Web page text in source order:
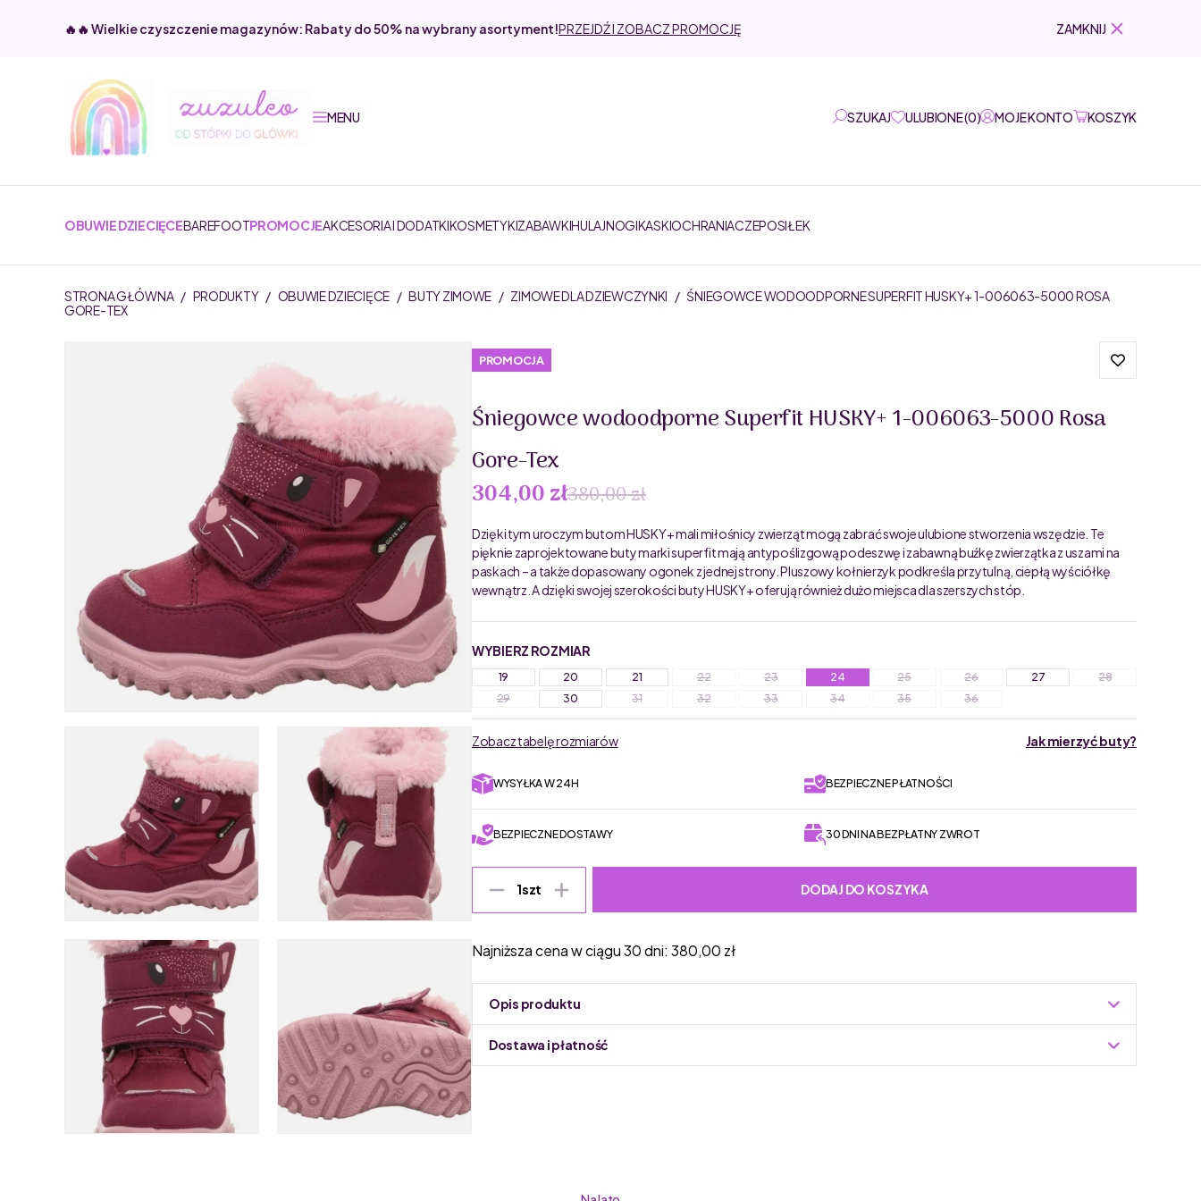
🔥🔥 Wielkie czyszczenie magazynów: Rabaty do 50% na wybrany asortyment!PRZEJDŹ I ZOBACZ PROMOCJĘ ZAMKNIJ
MENU SZUKAJ ULUBIONE(0) MOJE KONTO KOSZYK
OBUWIE DZIECIĘCEBAREFOOTPROMOCJEAKCESORIA I DODATKIKOSMETYKIZABAWKIHULAJNOGIKASKIOCHRANIACZEPOSIŁEK
STRONA GŁÓWNA / PRODUKTY / OBUWIE DZIECIĘCE / BUTY ZIMOWE / ZIMOWE DLA DZIEWCZYNKI / ŚNIEGOWCE WODOODPORNE SUPERFIT HUSKY+ 1-006063-5000 ROSA
GORE-TEX
PROMOCJA
Śniegowce wodoodporne Superfit HUSKY+ 1-006063-5000 Rosa
Gore-Tex
304,00 zł380,00 zł
Dzięki tym uroczym butom HUSKY+ mali miłośnicy zwierząt mogą zabrać swoje ulubione stworzenia wszędzie. Te
pięknie zaprojektowane buty marki superfit mają antypoślizgową podeszwę i zabawną buźkę zwierzątka z uszami na
paskach – a także dopasowany ogonek z jednej strony. Pluszowy kołnierzyk podkreśla przytulną, ciepłą wyściółkę
wewnątrz. A dzięki swojej szerokości buty HUSKY+ oferują również dużo miejsca dla szerszych stóp.
WYBIERZ ROZMIAR
19 20 21 22 23 24 25 26 27
28
29
30 31 32 33 34 35 36
Zobacz tabelę rozmiarów Jak mierzyć buty?
WYSYŁKA W 24H BEZPIECZNE PŁATNOŚCI
BEZPIECZNE DOSTAWY 30 DNI NA BEZPŁATNY ZWROT
1szt DODAJ DO KOSZYKA
Najniższa cena w ciągu 30 dni: 380,00 zł
Opis produktu
Dostawa i płatność